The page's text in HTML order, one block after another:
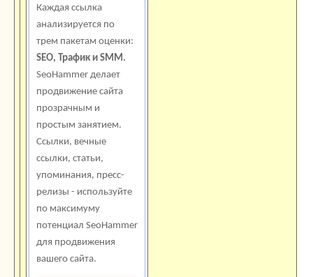
Каждая ссылка
анализируется по
трем пакетам оценки:
SEO, Трафик и SMM.
SeoHammer делает
продвижение сайта
прозрачным и
простым занятием.
Ссылки, вечные
ссылки, статьи,
упоминания, пресс-
релизы - используйте
по максимуму
потенциал SeoHammer
для продвижения
вашего сайта.